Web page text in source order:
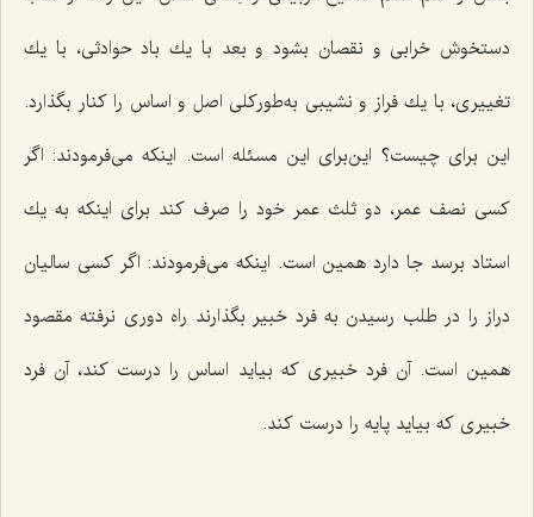
دستخوش خرابی و نقصان بشود و بعد با یك باد حوادثی، با یك
تغییری، با یك فراز و نشیبی به‌طوركلی اصل و اساس را كنار بگذارد.
این برای چیست؟ این‌برای این مسئله است. اینكه می‌فرمودند: اگر
كسی نصف عمر، دو ثلث عمر خود را صرف كند برای اینكه به یك
استاد برسد جا دارد همین است. اینكه می‌فرمودند: اگر كسی سالیان
دراز را در طلب رسیدن به فرد خبیر بگذارند راه دوری نرفته مقصود
همین است. آن فرد خبیری كه بیاید اساس را درست كند، آن فرد
خبیری كه بیاید پایه را درست كند.